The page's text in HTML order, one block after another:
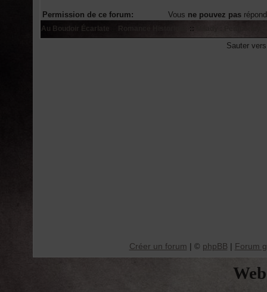
Permission de ce forum: Vous ne pouvez pas
Au Boudoir Écarlate ::
Sauter
Créer un forum | © phpBB | Forum